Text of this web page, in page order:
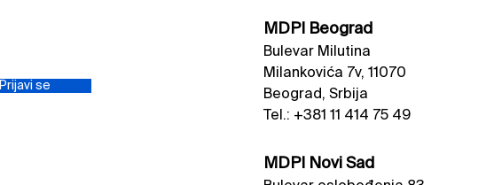
Prijavi se
MDPI Beograd
Bulevar Milutina
Milankovića 7v, 11070
Beograd, Srbija
Tel.: +381 11 414 75 49​
MDPI Novi Sad